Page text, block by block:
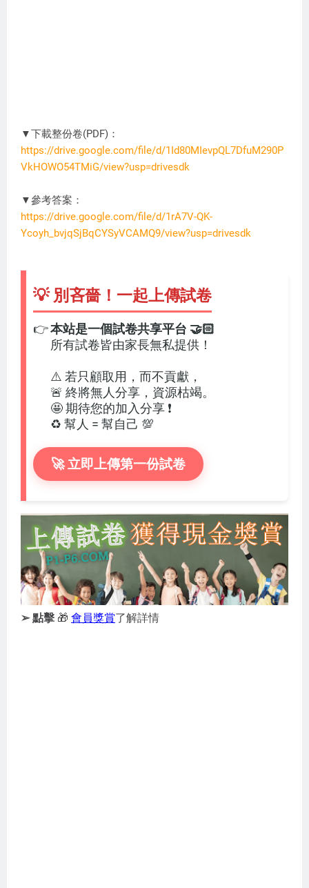
▼下載整份卷(PDF)：
https://drive.google.com/file/d/1Id80MIevpQL7DfuM290P
VkHOWO54TMiG/view?usp=drivesdk
▼參考答案：
https://drive.google.com/file/d/1rA7V-QK-
Ycoyh_bvjqSjBqCYSyVCAMQ9/view?usp=drivesdk
💡 別吝嗇！一起上傳試卷
本站是一個試卷共享平台 🤝🏻
👉
所有試卷皆由家長無私提供！
⚠️ 若只顧取用，而不貢獻，
🚨 終將無人分享，資源枯竭。
🤩 期待您的加入分享 ❗
♻️ 幫人 = 幫自己 💯
🚀 立即上傳第一份試卷
➢ 點擊 🎁 會員獎賞了解詳情